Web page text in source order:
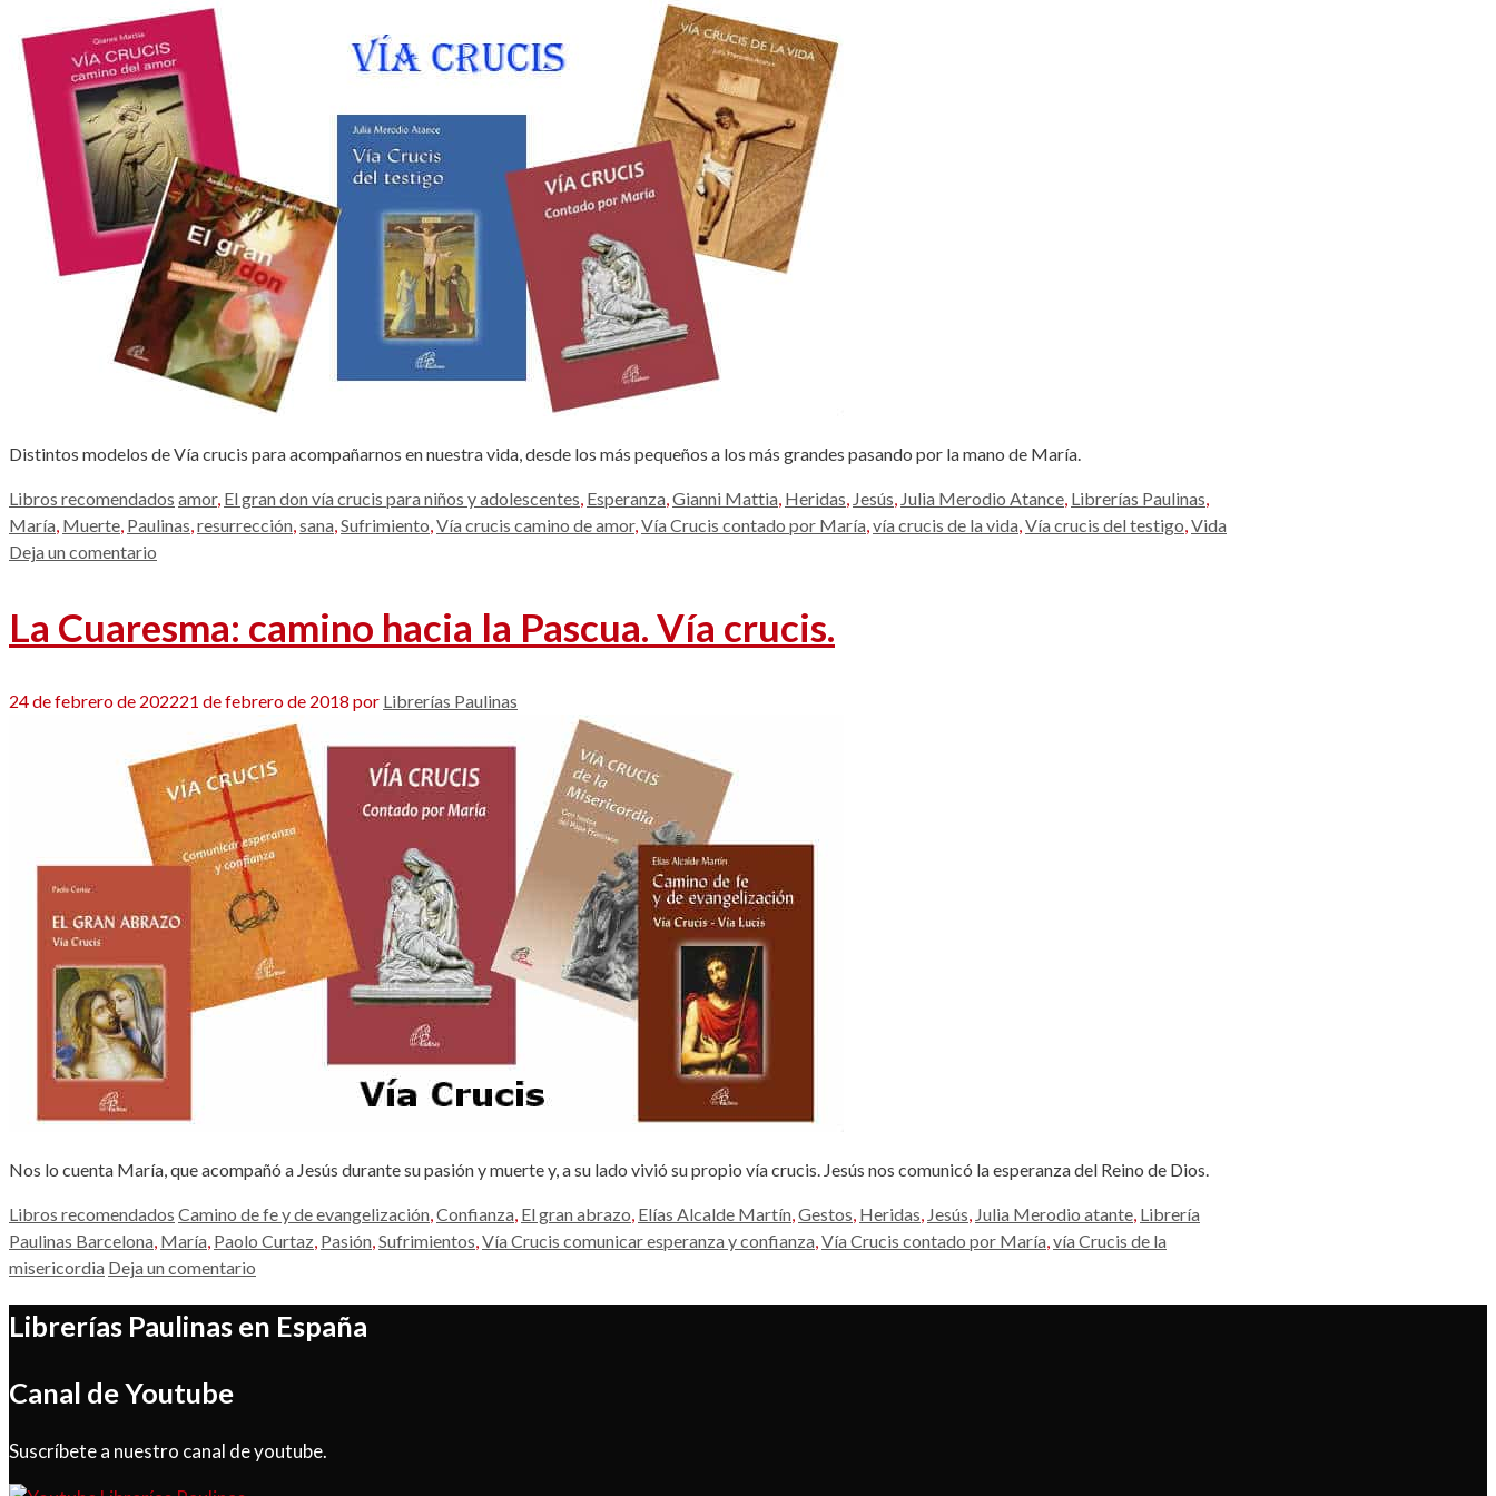
Distintos modelos de Vía crucis para acompañarnos en nuestra vida, desde los más pequeños a los más grandes pasando por la mano de María.
Categorías
Libros recomendados Etiquetas
amor, El gran don vía crucis para niños y adolescentes, Esperanza,Gianni Mattia, Heridas, Jesús, Julia Merodio Atance, Librerías Paulinas,
María, Muerte, Paulinas,resurrección,sana,Sufrimiento,Vía crucis camino de amor,Vía Crucis contado por María,vía crucis de la vida,Vía crucis del testigo,Vida
Deja un comentario
La Cuaresma: camino hacia la Pascua. Vía crucis.
24 de febrero de 202221 de febrero de 2018 por Librerías Paulinas
Nos lo cuenta María, que acompañó a Jesús durante su pasión y muerte y, a su lado vivió su propio vía crucis. Jesús nos comunicó la esperanza del Reino de Dios.
Categorías
Libros recomendados Etiquetas
Camino de fe y de evangelización,Confianza, El gran abrazo, Elías Alcalde Martín,Gestos, Heridas, Jesús, Julia Merodio atante, Librería
Paulinas Barcelona, María, Paolo Curtaz, Pasión,Sufrimientos,Vía Crucis comunicar esperanza y confianza,Vía Crucis contado por María,vía Crucis de la
misericordia Deja un comentario
Librerías Paulinas en España
Canal de Youtube
Suscríbete a nuestro canal de youtube.